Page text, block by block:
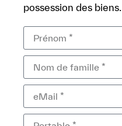
possession des biens.